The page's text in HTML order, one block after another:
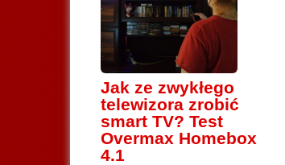
Jak ze zwykłego
telewizora zrobić
smart TV? Test
Overmax Homebox
4.1